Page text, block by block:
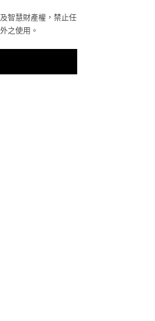
智慧財產權，禁止任
之使用。